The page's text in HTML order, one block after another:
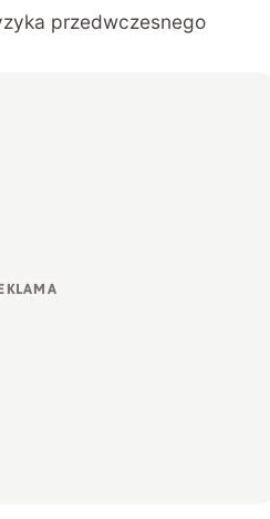
przedwczesnego